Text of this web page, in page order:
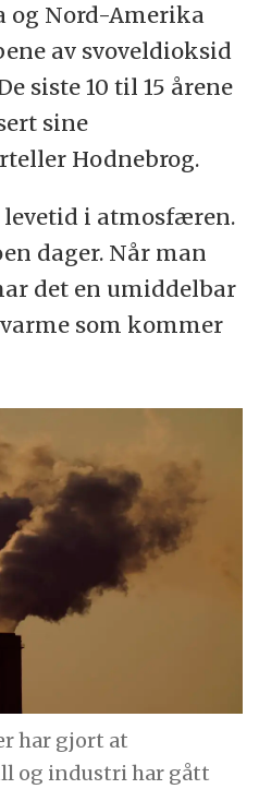
og Nord-Amerika
av svoveldioksid
siste 10 til 15 årene
sine
Hodnebrog.
i atmosfæren.
dager. Når man
det en umiddelbar
som kommer
har gjort at
og industri har gått